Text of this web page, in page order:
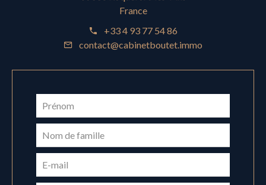
France
+33 4 93 77 54 86
contact@cabinetboutet.immo